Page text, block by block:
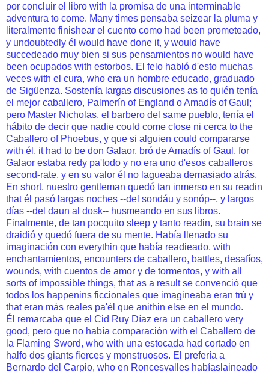
por concluir el libro with la promisa de una interminable
adventura to come. Many times pensaba seizear la pluma y
literalmente finishear el cuento como had been prometeado,
y undoubtedly él would have done it, y would have
succedeado muy bien si sus pensamientos no would have
been ocupados with estorbos. El felo habló d'esto muchas
veces with el cura, who era un hombre educado, graduado
de Sigüenza. Sostenía largas discusiones as to quién tenía
el mejor caballero, Palmerín of England o Amadís of Gaul;
pero Master Nicholas, el barbero del same pueblo, tenía el
hábito de decir que nadie could come close ni cerca to the
Caballero of Phoebus, y que si alguien could compararse
with él, it had to be don Galaor, bró de Amadís of Gaul, for
Galaor estaba redy pa'todo y no era uno d'esos caballeros
second-rate, y en su valor él no lagueaba demasiado atrás.
En short, nuestro gentleman quedó tan inmerso en su readin
that él pasó largas noches --del sondáu y sonóp--, y largos
días --del daun al dosk-- husmeando en sus libros.
Finalmente, de tan pocquito sleep y tanto readin, su brain se
draidió y quedó fuera de su mente. Había llenado su
imaginación con everythin que había readieado, with
enchantamientos, encounters de caballero, battles, desafíos,
wounds, with cuentos de amor y de tormentos, y with all
sorts of impossible things, that as a result se convenció que
todos los happenins ficcionales que imagineaba eran trú y
that eran más reales pa'él que anithin else en el mundo.
Él remarcaba que el Cid Ruy Díaz era un caballero very
good, pero que no había comparación with el Caballero de
la Flaming Sword, who with una estocada had cortado en
halfo dos giants fierces y monstruosos. El prefería a
Bernardo del Carpio, who en Roncesvalles habíaslaineado